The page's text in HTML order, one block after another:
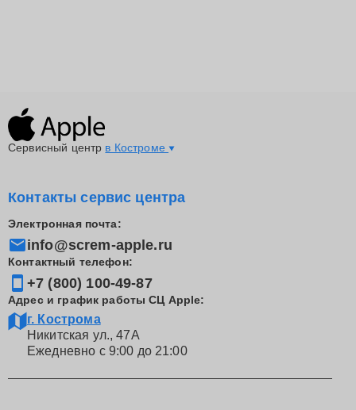
Сервисный центр в Костроме
Контакты сервис центра
Электронная почта:
info@screm-apple.ru
Контактный телефон:
+7 (800) 100-49-87
Адрес и график работы СЦ Apple:
г. Кострома
Никитская ул., 47А
Ежедневно с 9:00 до 21:00